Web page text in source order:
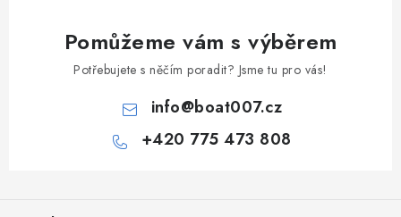
Pomůžeme vám s výběrem
Potřebujete s něčím poradit? Jsme tu pro vás!
info@boat007.cz
+420 775 473 808